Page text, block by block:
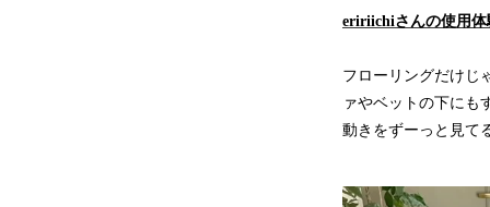
eririichiさんの使用体
フローリングだけじ
ァやベットの下にも
動きをずーっと見て